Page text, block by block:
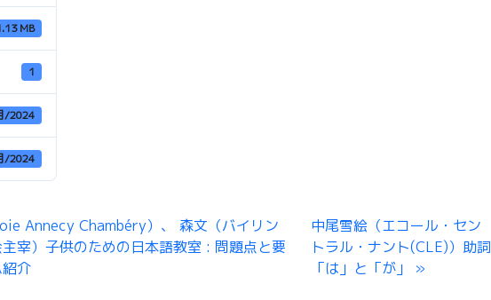
MB
1
/2024
/2024
Annecy Chambéry）、 森文（バイリン
宰）子供のための日本語教室 : 問題点と要
介
中尾雪絵（エコール・セン
トラル・ナント(CLE)）助詞
「は」と「が」